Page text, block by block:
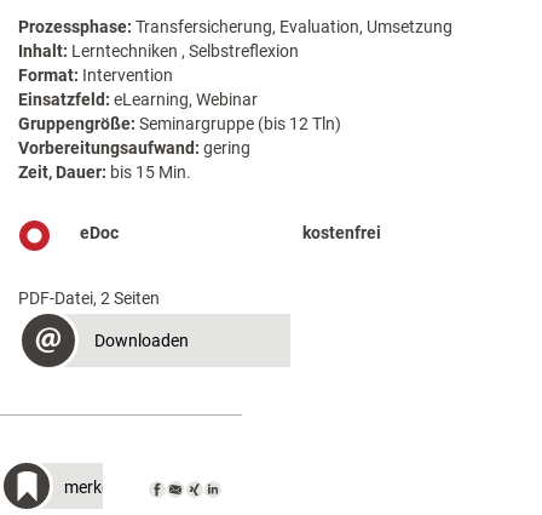
Prozessphase: Transfersicherung, Evaluation, Umsetzung
Inhalt: Lerntechniken , Selbstreflexion
Format: Intervention
Einsatzfeld: eLearning, Webinar
Gruppengröße: Seminargruppe (bis 12 Tln)
Vorbereitungsaufwand: gering
Zeit, Dauer: bis 15 Min.
eDoc kostenfrei
PDF-Datei, 2 Seiten
Downloaden
merken